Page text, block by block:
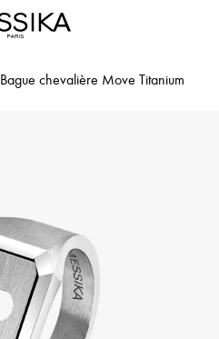
Bague chevalière Move Titanium